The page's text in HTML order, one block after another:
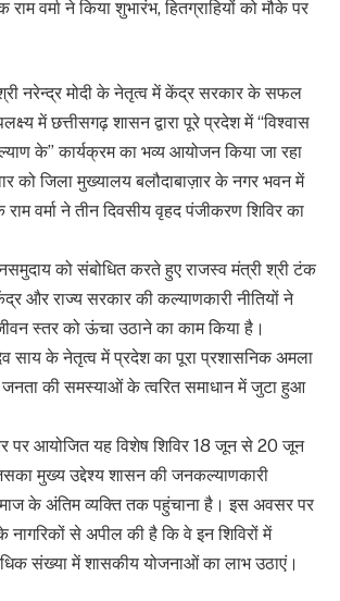
वर्मा ने किया शुभारंभ, हितग्राहियों को मौके पर
श्री नरेन्द्र मोदी के नेतृत्व में केंद्र सरकार के सफल
में छत्तीसगढ़ शासन द्वारा पूरे प्रदेश में “विश्वास
के” कार्यक्रम का भव्य आयोजन किया जा रहा
को जिला मुख्यालय बलौदाबाज़ार के नगर भवन में
वर्मा ने तीन दिवसीय वृहद पंजीकरण शिविर का
को संबोधित करते हुए राजस्व मंत्री श्री टंक
और राज्य सरकार की कल्याणकारी नीतियों ने
स्तर को ऊंचा उठाने का काम किया है।
साय के नेतृत्व में प्रदेश का पूरा प्रशासनिक अमला
जनता की समस्याओं के त्वरित समाधान में जुटा हुआ
पर आयोजित यह विशेष शिविर 18 जून से 20 जून
मुख्य उद्देश्य शासन की जनकल्याणकारी
के अंतिम व्यक्ति तक पहुंचाना है। इस अवसर पर
से अपील की है कि वे इन शिविरों में
संख्या में शासकीय योजनाओं का लाभ उठाएं।